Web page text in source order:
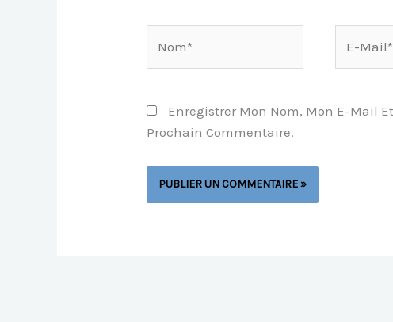
Mail*
Enregistrer Mon Nom, Mon E-Mail
Prochain Commentaire.